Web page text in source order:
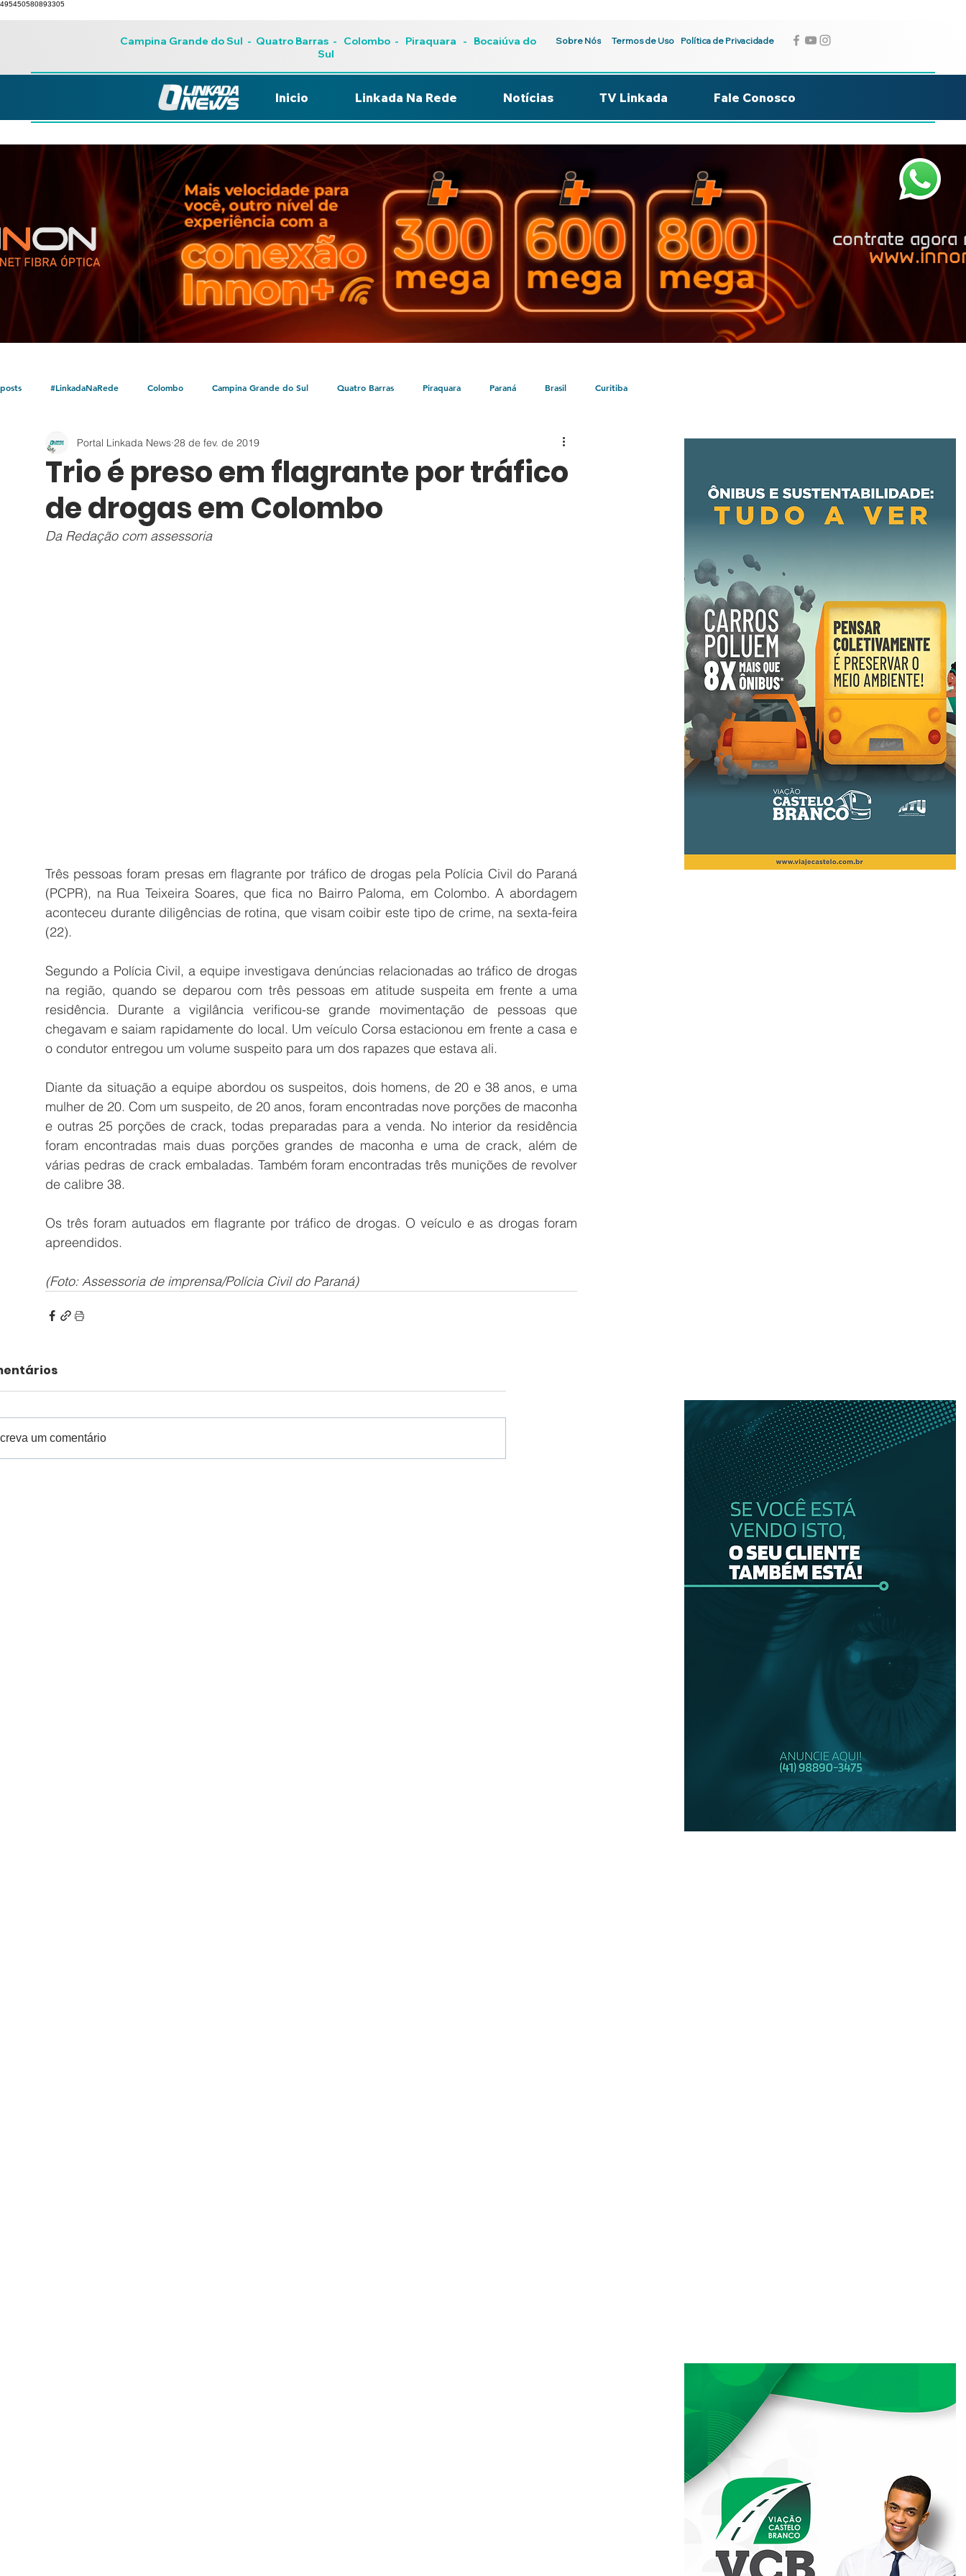
495450580893305
Campina Grande do Sul - Quatro Barras- Colombo- Piraquara - Bocaiúva do
Sul
Sobre Nós Termos de Uso Política de Privacidade
Inicio Linkada Na Rede Notícias TV Linkada Fale Conosco
#LinkadaNaRede Colombo Campina Grande do Sul Quatro Barras Piraquara Paraná Brasil Curitiba
Policial Bocaiúva do Sul Litoral
Trio é preso em flagrante por tráfico
de drogas em Colombo
Portal Linkada News 28 de fev. de 2019
Da Redação com assessoria
Três pessoas foram presas em flagrante por tráfico de drogas pela Polícia Civil do Paraná
(PCPR), na Rua Teixeira Soares, que fica no Bairro Paloma, em Colombo. A abordagem
aconteceu durante diligências de rotina, que visam coibir este tipo de crime, na sexta-feira
(22).
Segundo a Polícia Civil, a equipe investigava denúncias relacionadas ao tráfico de drogas
na região, quando se deparou com três pessoas em atitude suspeita em frente a uma
residência. Durante a vigilância verificou-se grande movimentação de pessoas que
chegavam e saiam rapidamente do local. Um veículo Corsa estacionou em frente a casa e
o condutor entregou um volume suspeito para um dos rapazes que estava ali.
Diante da situação a equipe abordou os suspeitos, dois homens, de 20 e 38 anos, e uma
mulher de 20. Com um suspeito, de 20 anos, foram encontradas nove porções de maconha
e outras 25 porções de crack, todas preparadas para a venda. No interior da residência
foram encontradas mais duas porções grandes de maconha e uma de crack, além de
várias pedras de crack embaladas. Também foram encontradas três munições de revolver
de calibre 38.
Os três foram autuados em flagrante por tráfico de drogas. O veículo e as drogas foram
apreendidos.
(Foto: Assessoria de imprensa/Polícia Civil do Paraná)
um comentário